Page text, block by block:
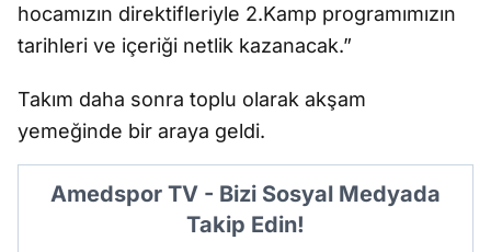
hocamızın direktifleriyle 2.Kamp programımızın
tarihleri ve içeriği netlik kazanacak.”
Takım daha sonra toplu olarak akşam
yemeğinde bir araya geldi.
Amedspor TV - Bizi Sosyal Medyada
Takip Edin!